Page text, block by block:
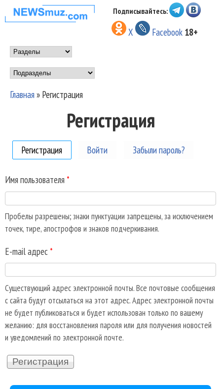
Перейти к основному
содержанию
НОВОСТИ
МУЗЫКИ И
ШОУ БИЗНЕСА
NEWSMUZ.COM
Подписывайтесь:
X Facebook 18+
Main menu
Подразделы
Главная» Регистрация
Регистрация
Регистрация (активная вкладка)
Войти Забыли пароль?
Имя пользователя *
Пробелы разрешены; знаки пунктуации запрещены, за исключением
точек, тире, апострофов и знаков подчеркивания.
E-mail адрес *
Существующий адрес электронной почты. Все почтовые сообщения
с сайта будут отсылаться на этот адрес. Адрес электронной почты
не будет публиковаться и будет использован только по вашему
желанию: для восстановления пароля или для получения новостей
и уведомлений по электронной почте.